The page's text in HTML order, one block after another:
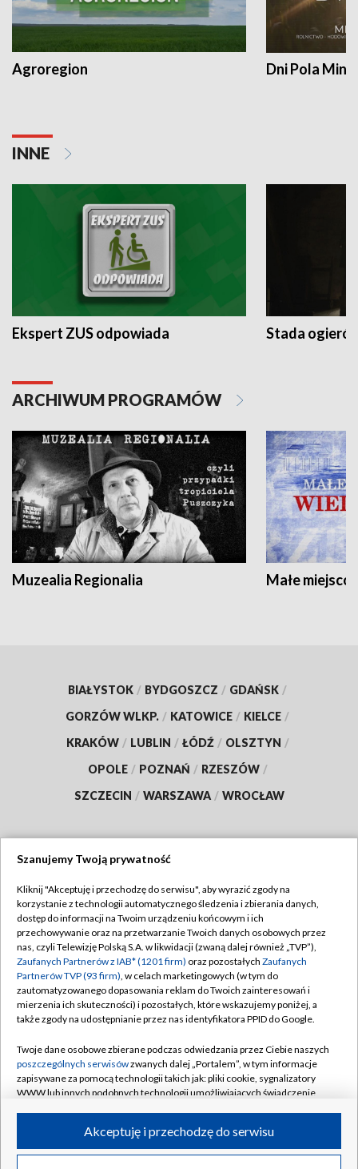
Agroregion Dni Pola
INNE
Ekspert ZUS odpowiada Stada
ARCHIWUM PROGRAMÓW
Muzealia Regionalia Małe
BIAŁYSTOK / BYDGOSZCZ / GDAŃSK /
GORZÓW WLKP. / KATOWICE / KIELCE /
KRAKÓW / LUBLIN / ŁÓDŹ / OLSZTYN /
OPOLE / POZNAŃ / RZESZÓW /
SZCZECIN / WARSZAWA / WROCŁAW
TVP
Abonament TVP
Emisja w TVP
Centrum informacji TVP
Naziemna Telewizja Cyfrowa
Rada Programowa
System NOS
Informacje o nadawcy
Program dla prasy
Regulamin TVP
Polityka prywatności
Moje zgody
Pomoc
Kontakt
Kanały
©2026 Telewizja Polska S.A. w likwidacji
Szanujemy Twoją prywatność
Kliknij "Akceptuję i przechodzę do serwisu", aby wyrazić zgody na
korzystanie z technologii automatycznego śledzenia i zbierania danych,
dostęp do informacji na Twoim urządzeniu końcowym i ich
przechowywanie oraz na przetwarzanie Twoich danych osobowych przez
nas, czyli Telewizję Polską S.A. w likwidacji (zwaną dalej również „TVP”),
Zaufanych Partnerów z IAB* (1201 firm) oraz pozostałych Zaufanych
Partnerów TVP (93 firm), w celach marketingowych (w tym do
zautomatyzowanego dopasowania reklam do Twoich zainteresowań i
mierzenia ich skuteczności) i pozostałych, które wskazujemy poniżej, a
także zgody na udostępnianie przez nas identyfikatora PPID do Google.
Twoje dane osobowe zbierane podczas odwiedzania przez Ciebie naszych
poszczególnych serwisówzwanych dalej „Portalem”, w tym informacje
zapisywane za pomocą technologii takich jak: pliki cookie, sygnalizatory
WWW lub innych podobnych technologii umożliwiających świadczenie
ruchu w Internecie.Akceptuję i przechodzę do serwisu